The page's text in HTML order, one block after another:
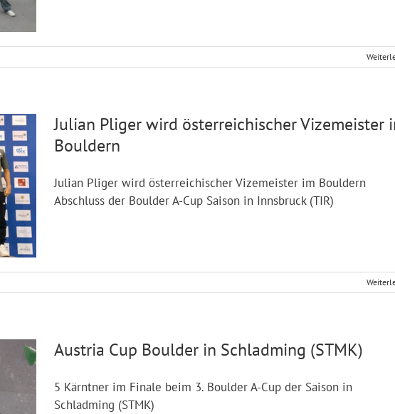
Julian Pliger wird österreichischer Vizemeister
Bouldern
Julian Pliger wird österreichischer Vizemeister im Bouldern
Abschluss der Boulder A-Cup Saison in Innsbruck (TIR)
Austria Cup Boulder in Schladming (STMK)
5 Kärntner im Finale beim 3. Boulder A-Cup der Saison in
Schladming (STMK)